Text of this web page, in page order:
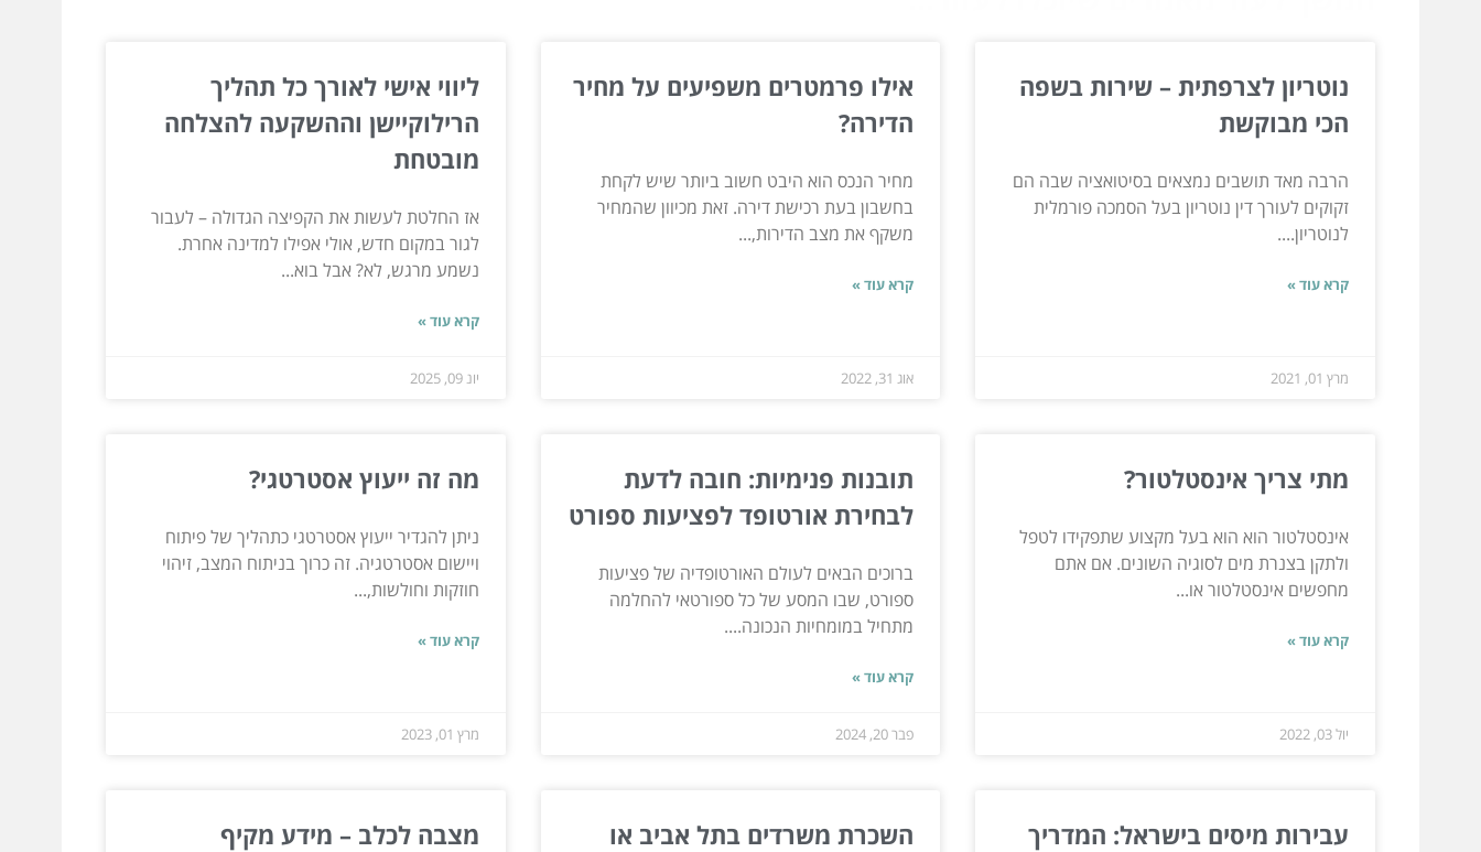
נוטריון לצרפתית – שירות בשפה
הכי מבוקשת
הרבה מאד תושבים נמצאים בסיטואציה שבה הם
זקוקים לעורך דין נוטריון בעל הסמכה פורמלית
לנוטריון....
קרא עוד »
מרץ 01, 2021
אילו פרמטרים משפיעים על מחיר
הדירה?
מחיר הנכס הוא היבט חשוב ביותר שיש לקחת
בחשבון בעת רכישת דירה. זאת מכיוון שהמחיר
משקף את מצב הדירות,...
קרא עוד »
אוג 31, 2022
ליווי אישי לאורך כל תהליך
הרילוקיישן וההשקעה להצלחה
מובטחת
אז החלטת לעשות את הקפיצה הגדולה – לעבור
לגור במקום חדש, אולי אפילו למדינה אחרת.
נשמע מרגש, לא? אבל בוא...
קרא עוד »
יונ 09, 2025
מתי צריך אינסטלטור?
אינסטלטור הוא הוא בעל מקצוע שתפקידו לטפל
ולתקן בצנרת מים לסוגיה השונים. אם אתם
מחפשים אינסטלטור או...
קרא עוד »
יול 03, 2022
תובנות פנימיות: חובה לדעת
לבחירת אורטופד לפציעות ספורט
ברוכים הבאים לעולם האורטופדיה של פציעות
ספורט, שבו המסע של כל ספורטאי להחלמה
מתחיל במומחיות הנכונה....
קרא עוד »
פבר 20, 2024
מה זה ייעוץ אסטרטגי?
ניתן להגדיר ייעוץ אסטרטגי כתהליך של פיתוח
ויישום אסטרטגיה. זה כרוך בניתוח המצב, זיהוי
חוזקות וחולשות,...
קרא עוד »
מרץ 01, 2023
עבירות מיסים בישראל: המדריך
השכרת משרדים בתל אביב או
מצבה לכלב – מידע מקיף